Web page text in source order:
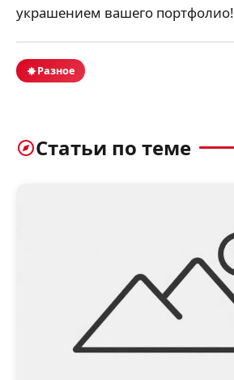
украшением вашего портфолио!
Разное
Статьи по теме